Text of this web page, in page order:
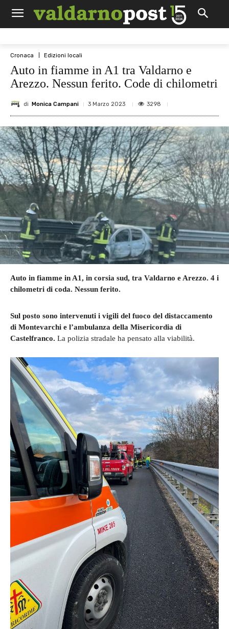
Cronaca Edizioni locali
Auto in fiamme in A1 tra Valdarno e
Arezzo. Nessun ferito. Code di chilometri
di Monica Campani 3 Marzo 2023 3298
Auto in fiamme in A1, in corsia sud, tra Valdarno e Arezzo. 4 i
chilometri di coda. Nessun ferito.
Sul posto sono intervenuti i vigili del fuoco del distaccamento
di Montevarchi e l’ambulanza della Misericordia di
Castelfranco. La polizia stradale ha pensato alla viabilità.